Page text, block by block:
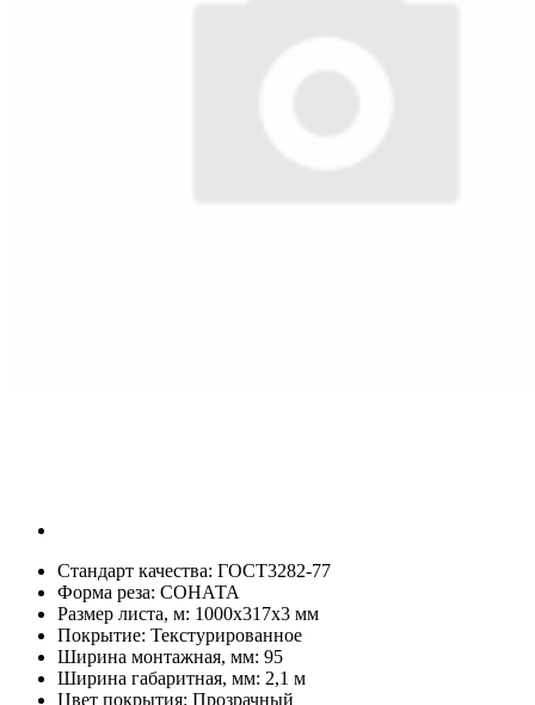
Стандарт качества: ГОСТ3282-77
Форма реза: СОНАТА
Размер листа, м: 1000х317х3 мм
Покрытие: Текстурированное
Ширина монтажная, мм: 95
Ширина габаритная, мм: 2,1 м
Цвет покрытия: Прозрачный